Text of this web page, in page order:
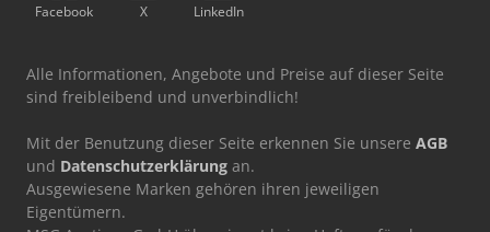
Facebook X LinkedIn
Alle Informationen, Angebote und Preise auf dieser Seite
sind freibleibend und unverbindlich!
Mit der Benutzung dieser Seite erkennen Sie unsere AGB
und Datenschutzerklärung an.
Ausgewiesene Marken gehören ihren jeweiligen
Eigentümern.